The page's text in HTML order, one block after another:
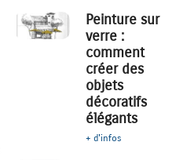
Peinture sur
verre :
comment
créer des
objets
décoratifs
élégants
+ d'infos